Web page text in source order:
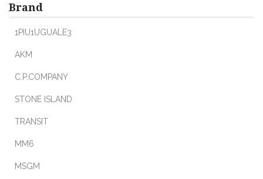
Brand
1PIU1UGUALE3
AKM
C.P.COMPANY
STONE ISLAND
TRANSIT
MM6
MSGM